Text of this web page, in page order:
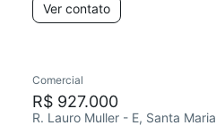
Ver contato
Comercial
R$ 927.000
R. Lauro Muller - E, Santa Maria